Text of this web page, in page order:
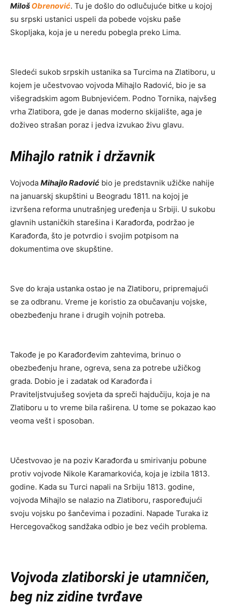
MilošObrenović. Tu je došlo do odlučujuće bitke u kojoj
su srpski ustanici uspeli da pobede vojsku paše
Skopljaka, koja je u neredu pobegla preko Lima.
Sledeći sukob srpskih ustanika sa Turcima na Zlatiboru, u
kojem je učestvovao vojvoda Mihajlo Radović, bio je sa
višegradskim agom Bubnjevićem. Podno Tornika, najvšeg
vrha Zlatibora, gde je danas moderno skijalište, aga je
doživeo strašan poraz i jedva izvukao živu glavu.
Mihajlo ratnik i državnik
Vojvoda Mihajlo Radović bio je predstavnik užičke nahije
na januarskj skupštini u Beogradu 1811. na kojoj je
izvršena reforma unutrašnjeg uređenja u Srbiji. U sukobu
glavnih ustaničkih starešina i Karađorđa, podržao je
Karađorđa, što je potvrdio i svojim potpisom na
dokumentima ove skupštine.
Sve do kraja ustanka ostao je na Zlatiboru, pripremajući
se za odbranu. Vreme je koristio za obučavanju vojske,
obezbeđenju hrane i drugih vojnih potreba.
Takođe je po Karađorđevim zahtevima, brinuo o
obezbeđenju hrane, ogreva, sena za potrebe užičkog
grada. Dobio je i zadatak od Karađorđa i
Praviteljstvujušeg sovjeta da spreči hajdučiju, koja je na
Zlatiboru u to vreme bila raširena. U tome se pokazao kao
veoma vešt i sposoban.
Učestvovao je na poziv Karađorđa u smirivanju pobune
protiv vojvode Nikole Karamarkovića, koja je izbila 1813.
godine. Kada su Turci napali na Srbiju 1813. godine,
vojvoda Mihajlo se nalazio na Zlatiboru, raspoređujući
svoju vojsku po šančevima i pozadini. Napade Turaka iz
Hercegovačkog sandžaka odbio je bez većih problema.
Vojvoda zlatiborski je utamničen,
beg niz zidine tvrđave